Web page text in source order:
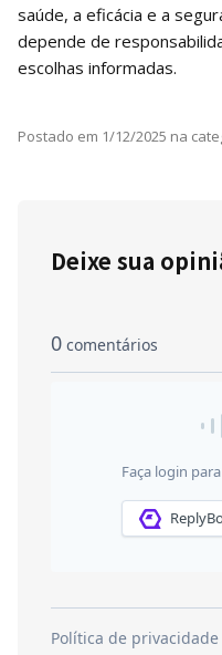
saúde, a eficácia e a
depende de
escolhas informadas.
Postado em 1/12/2025 na
Deixe sua